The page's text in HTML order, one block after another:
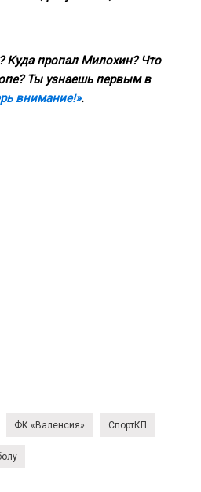
Куда пропал Милохин? Что
Ты узнаешь первым в
внимание!».
ФК «Валенсия» СпортКП